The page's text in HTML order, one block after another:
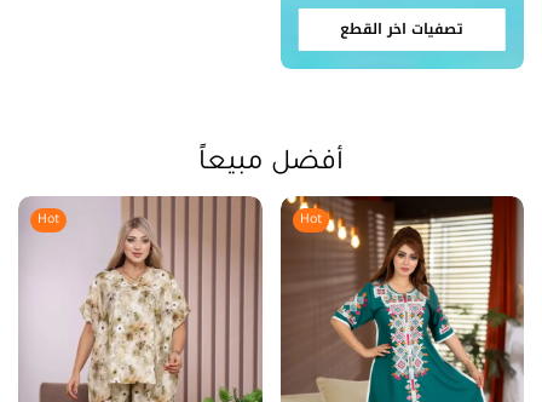
تصفيات اخر القطع
أفضل مبيعاً
Hot
Hot